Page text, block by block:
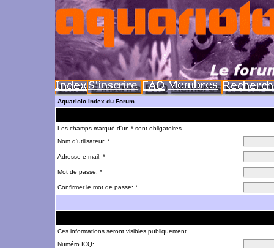
Aquariolo Index du Forum
Les champs marqué d'un * sont obligatoires.
Nom d'utilisateur: *
Adresse e-mail: *
Mot de passe: *
Confirmer le mot de passe: *
Ces informations seront visibles publiquement
Numéro ICQ: